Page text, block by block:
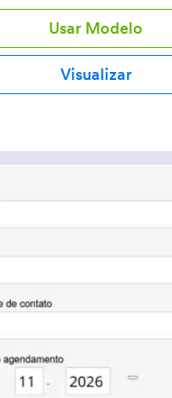
para inserir suas
marcar sua consulta,
pagamento e ler suas
precisa fazer é publicar o
o em seu website,
em sua conta Jotform,
móvel. Este Formulário de
suspenso. Se você quiser
se à vontade para usar
Basta arrastar e soltar para
formulário, incluir seu logo,
— tais como Google
ou Airtable — para
Usar Modelo
Visualizar